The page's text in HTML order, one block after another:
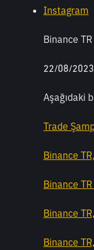
Instagram
Binance
22/08/2023
Aşağıdaki
Trade
Binance
Binance
Binance
Binance